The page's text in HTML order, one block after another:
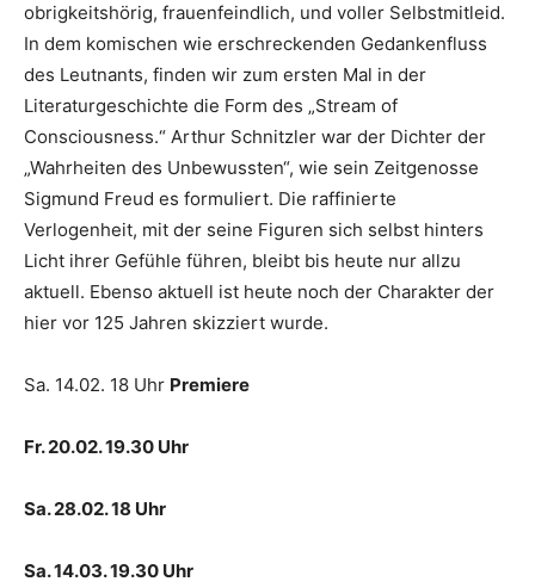
obrigkeitshörig, frauenfeindlich, und voller Selbstmitleid.
In dem komischen wie erschreckenden Gedankenfluss
des Leutnants, finden wir zum ersten Mal in der
Literaturgeschichte die Form des „Stream of
Consciousness.“ Arthur Schnitzler war der Dichter der
„Wahrheiten des Unbewussten“, wie sein Zeitgenosse
Sigmund Freud es formuliert. Die raffinierte
Verlogenheit, mit der seine Figuren sich selbst hinters
Licht ihrer Gefühle führen, bleibt bis heute nur allzu
aktuell. Ebenso aktuell ist heute noch der Charakter der
hier vor 125 Jahren skizziert wurde.
Sa. 14.02. 18 Uhr Premiere
Fr. 20.02. 19.30 Uhr
Sa. 28.02. 18 Uhr
Sa. 14.03. 19.30 Uhr